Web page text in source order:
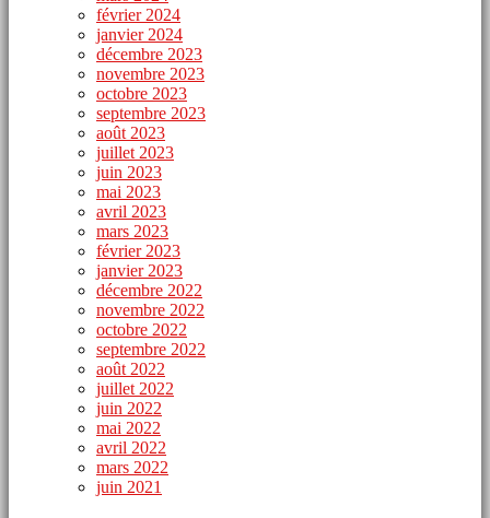
février 2024
janvier 2024
décembre 2023
novembre 2023
octobre 2023
septembre 2023
août 2023
juillet 2023
juin 2023
mai 2023
avril 2023
mars 2023
février 2023
janvier 2023
décembre 2022
novembre 2022
octobre 2022
septembre 2022
août 2022
juillet 2022
juin 2022
mai 2022
avril 2022
mars 2022
juin 2021